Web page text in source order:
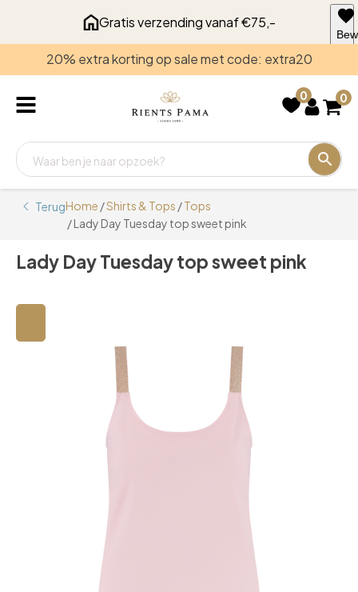
Gratis verzending vanaf €75,-
20% extra korting op sale met code: extra20
0 0
TerugHome /Shirts & Tops /Tops
/ Lady Day Tuesday top sweet pink
Lady Day Tuesday top sweet pink
voor